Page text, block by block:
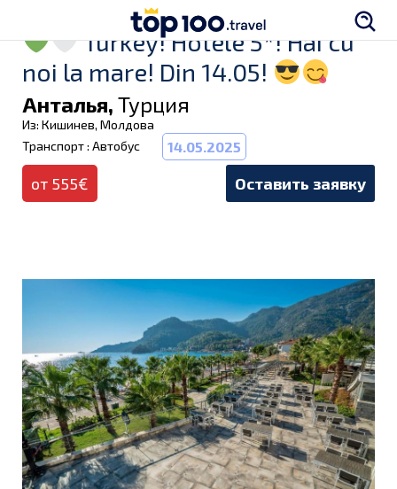
Turkey! Hotele 5*! Hai cu
noi la mare! Din 14.05!
Анталья, Турция
Из: Кишинев, Молдова
Транспорт : Автобус
14.05.2025
от 555€ Оставить заявку